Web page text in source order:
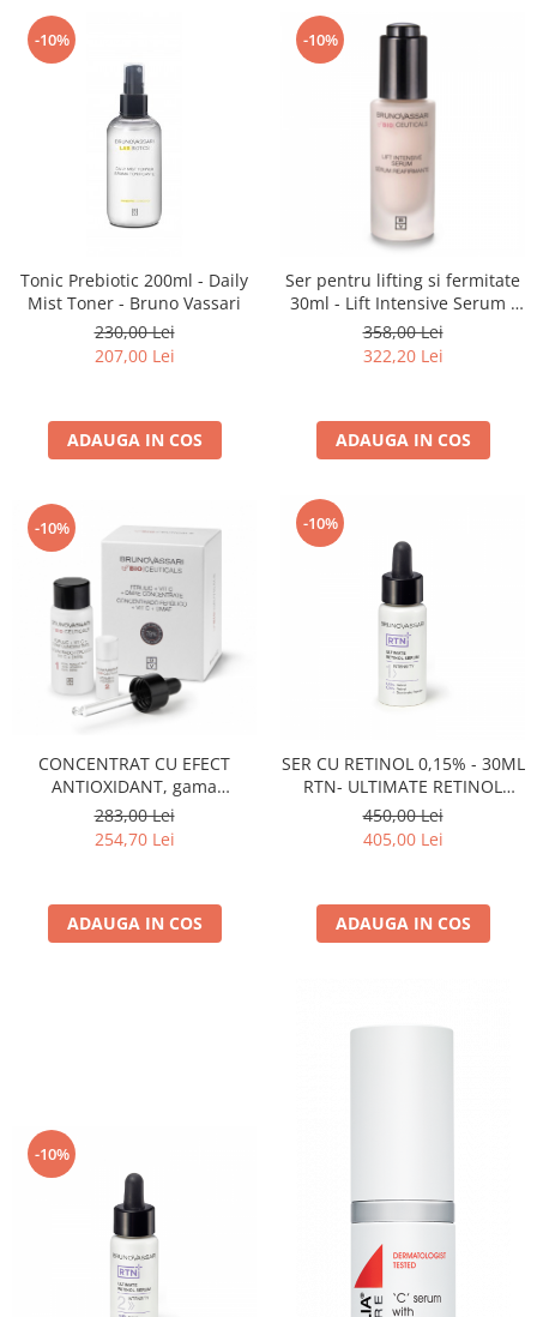
-10%
Tonic Prebiotic 200ml - Daily
Mist Toner - Bruno Vassari
230,00 Lei
207,00 Lei
ADAUGA IN COS
-10%
Ser pentru lifting si fermitate
30ml - Lift Intensive Serum -
Bruno Vassari
358,00 Lei
322,20 Lei
ADAUGA IN COS
-10%
CONCENTRAT CU EFECT
ANTIOXIDANT, gama
BIOCEUTICALS - 30 ML
283,00 Lei
254,70 Lei
ADAUGA IN COS
-10%
SER CU RETINOL 0,15% - 30ML
RTN- ULTIMATE RETINOL
SERUM INTENSITY 1 30ML
450,00 Lei
405,00 Lei
ADAUGA IN COS
-10%